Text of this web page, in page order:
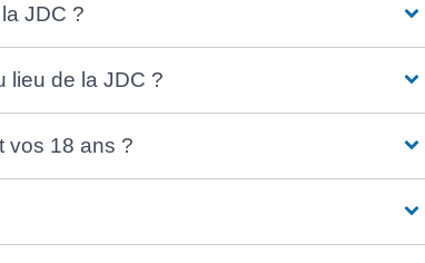
JDC ?
lieu de la JDC ?
vos 18 ans ?